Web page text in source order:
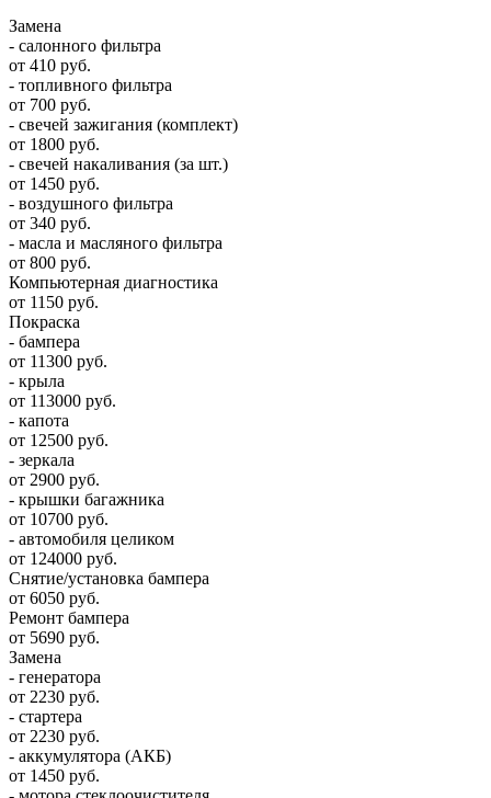
Замена
- салонного фильтра
от 410 руб.
- топливного фильтра
от 700 руб.
- свечей зажигания (комплект)
от 1800 руб.
- свечей накаливания (за шт.)
от 1450 руб.
- воздушного фильтра
от 340 руб.
- масла и масляного фильтра
от 800 руб.
Компьютерная диагностика
от 1150 руб.
Покраска
- бампера
от 11300 руб.
- крыла
от 113000 руб.
- капота
от 12500 руб.
- зеркала
от 2900 руб.
- крышки багажника
от 10700 руб.
- автомобиля целиком
от 124000 руб.
Снятие/установка бампера
от 6050 руб.
Ремонт бампера
от 5690 руб.
Замена
- генератора
от 2230 руб.
- стартера
от 2230 руб.
- аккумулятора (АКБ)
от 1450 руб.